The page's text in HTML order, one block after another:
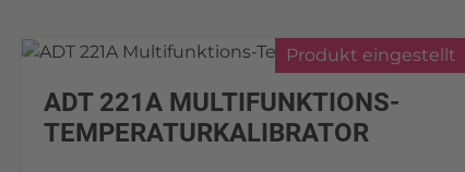
Produkt eingestellt
ADT 221A MULTIFUNKTIONS-
TEMPERATURKALIBRATOR